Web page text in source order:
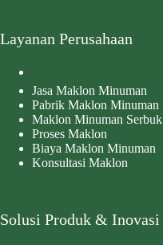
Layanan Perusahaan
Jasa Maklon Minuman
Pabrik Maklon Minuman
Maklon Minuman Serbuk
Proses Maklon
Biaya Maklon Minuman
Konsultasi Maklon
Solusi Produk & Inovasi